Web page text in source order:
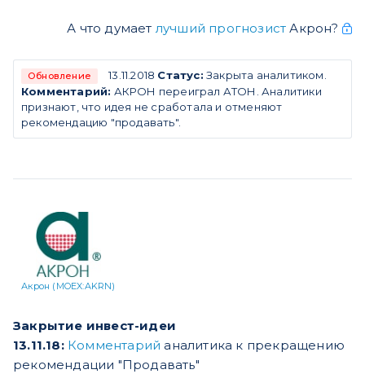
А что думает лучший прогнозист Акрон?
Обновление 13.11.2018 Статус: Закрыта аналитиком.
Комментарий: АКРОН переиграл АТОН. Аналитики
признают, что идея не сработала и отменяют
рекомендацию "продавать".
Акрон (MOEX:AKRN)
Закрытие инвест-идеи
13.11.18: Комментарий аналитика к прекращению
рекомендации "Продавать"